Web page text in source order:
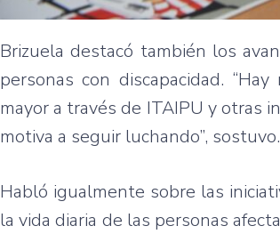
Brizuela destacó también los
personas con discapacidad.
mayor a través de ITAIPU y otras
motiva a seguir luchando”, sostuvo.
Habló igualmente sobre las
la vida diaria de las personas